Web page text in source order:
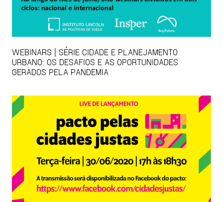
WEBINARS | SÉRIE CIDADE E PLANEJAMENTO
URBANO: OS DESAFIOS E AS OPORTUNIDADES
GERADOS PELA PANDEMIA